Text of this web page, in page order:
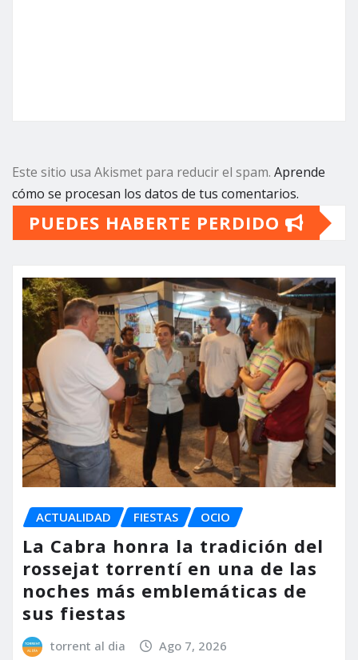
Este sitio usa Akismet para reducir el spam. Aprende
cómo se procesan los datos de tus comentarios.
PUEDES HABERTE PERDIDO
ACTUALIDAD FIESTAS OCIO
La Cabra honra la tradición del
rossejat torrentí en una de las
noches más emblemáticas de
sus fiestas
torrent al dia Ago 7, 2026